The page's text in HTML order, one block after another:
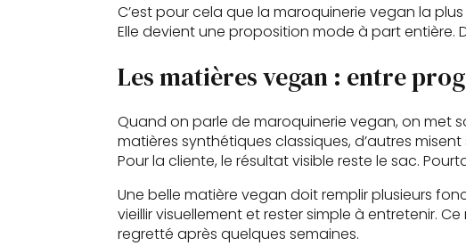
C’est pour cela que la maroquinerie vegan la
Elle devient une proposition mode à part
Les matières vegan : entre
Quand on parle de maroquinerie vegan, on met
matières synthétiques classiques, d’autres
Pour la cliente, le résultat visible reste le sac.
Une belle matière vegan doit remplir plusieurs
vieillir visuellement et rester simple à entretenir.
regretté après quelques semaines.